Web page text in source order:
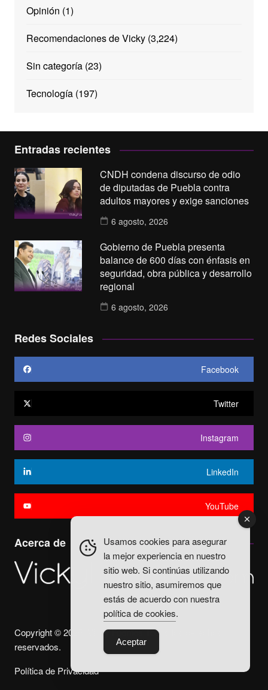
Opinión (1)
Recomendaciones de Vicky(3,224)
Sin categoría(23)
Tecnología(197)
Entradas recientes
CNDH condena discurso de odio
de diputadas de Puebla contra
adultos mayores y exige sanciones
6 agosto, 2026
Gobierno de Puebla presenta
balance de 600 días con énfasis en
seguridad, obra pública y desarrollo
regional
6 agosto, 2026
Redes Sociales
Facebook
Twitter
Instagram
LinkedIn
YouTube
Acerca de
Copyright © 2025. Vicky Fuentes Todos los derechos
reservados.
Política de Privacidad
Usamos cookies para asegurar
la mejor experiencia en nuestro
sitio web. Si continúas utilizando
nuestro sitio, asumiremos que
estás de acuerdo con nuestra
política de cookies.
Aceptar